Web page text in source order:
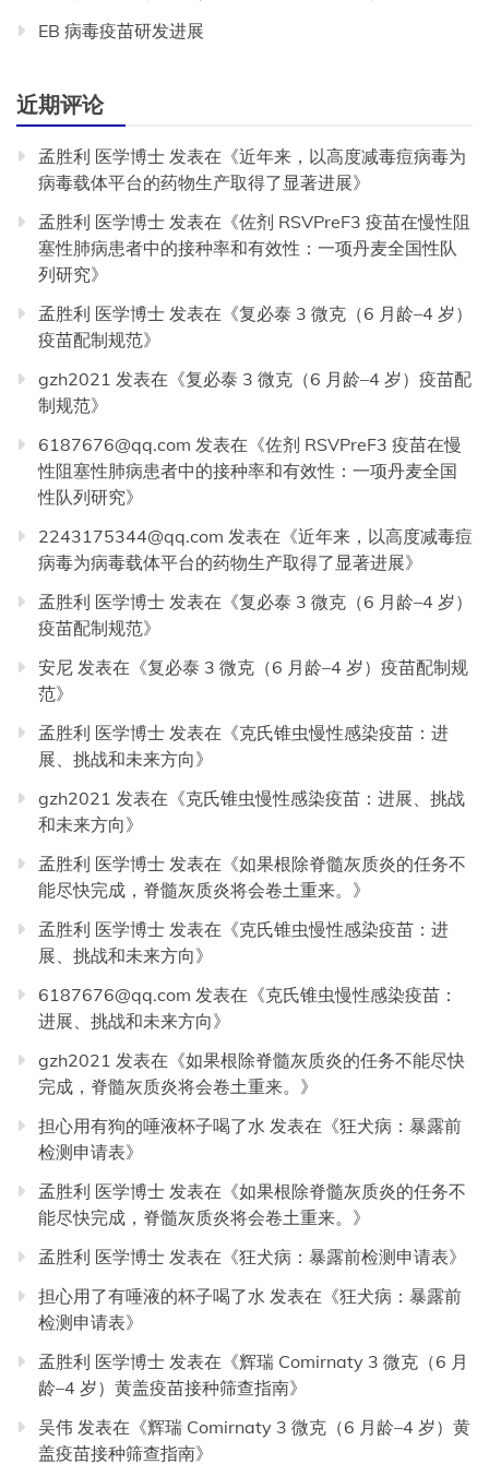
EB 病毒疫苗研发进展
近期评论
孟胜利 医学博士 发表在《近年来，以高度减毒痘病毒为
病毒载体平台的药物生产取得了显著进展》
孟胜利 医学博士 发表在《佐剂 RSVPreF3 疫苗在慢性阻
塞性肺病患者中的接种率和有效性：一项丹麦全国性队
列研究》
孟胜利 医学博士 发表在《复必泰 3 微克（6 月龄–4 岁）
疫苗配制规范》
gzh2021 发表在《复必泰 3 微克（6 月龄–4 岁）疫苗配
制规范》
6187676@qq.com 发表在《佐剂 RSVPreF3 疫苗在慢
性阻塞性肺病患者中的接种率和有效性：一项丹麦全国
性队列研究》
2243175344@qq.com 发表在《近年来，以高度减毒痘
病毒为病毒载体平台的药物生产取得了显著进展》
孟胜利 医学博士 发表在《复必泰 3 微克（6 月龄–4 岁）
疫苗配制规范》
安尼 发表在《复必泰 3 微克（6 月龄–4 岁）疫苗配制规
范》
孟胜利 医学博士 发表在《克氏锥虫慢性感染疫苗：进
展、挑战和未来方向》
gzh2021 发表在《克氏锥虫慢性感染疫苗：进展、挑战
和未来方向》
孟胜利 医学博士 发表在《如果根除脊髓灰质炎的任务不
能尽快完成，脊髓灰质炎将会卷土重来。 》
孟胜利 医学博士 发表在《克氏锥虫慢性感染疫苗：进
展、挑战和未来方向》
6187676@qq.com 发表在《克氏锥虫慢性感染疫苗：
进展、挑战和未来方向》
gzh2021 发表在《如果根除脊髓灰质炎的任务不能尽快
完成，脊髓灰质炎将会卷土重来。 》
担心用有狗的唾液杯子喝了水 发表在《狂犬病：暴露前
检测申请表》
孟胜利 医学博士 发表在《如果根除脊髓灰质炎的任务不
能尽快完成，脊髓灰质炎将会卷土重来。 》
孟胜利 医学博士 发表在《狂犬病：暴露前检测申请表》
担心用了有唾液的杯子喝了水 发表在《狂犬病：暴露前
检测申请表》
孟胜利 医学博士 发表在《辉瑞 Comirnaty 3 微克（6 月
龄–4 岁）黄盖疫苗接种筛查指南》
吴伟 发表在《辉瑞 Comirnaty 3 微克（6 月龄–4 岁）黄
盖疫苗接种筛查指南》